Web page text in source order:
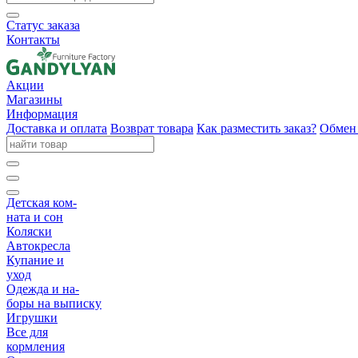
Статус заказа
Контакты
Акции
Магазины
Информация
Доставка и оплата Возврат товара Как разместить заказ? Обмен
Детская ком-
ната и сон
Коляски
Автокресла
Купание и
уход
Одежда и на-
боры на выписку
Игрушки
Все для
кормления